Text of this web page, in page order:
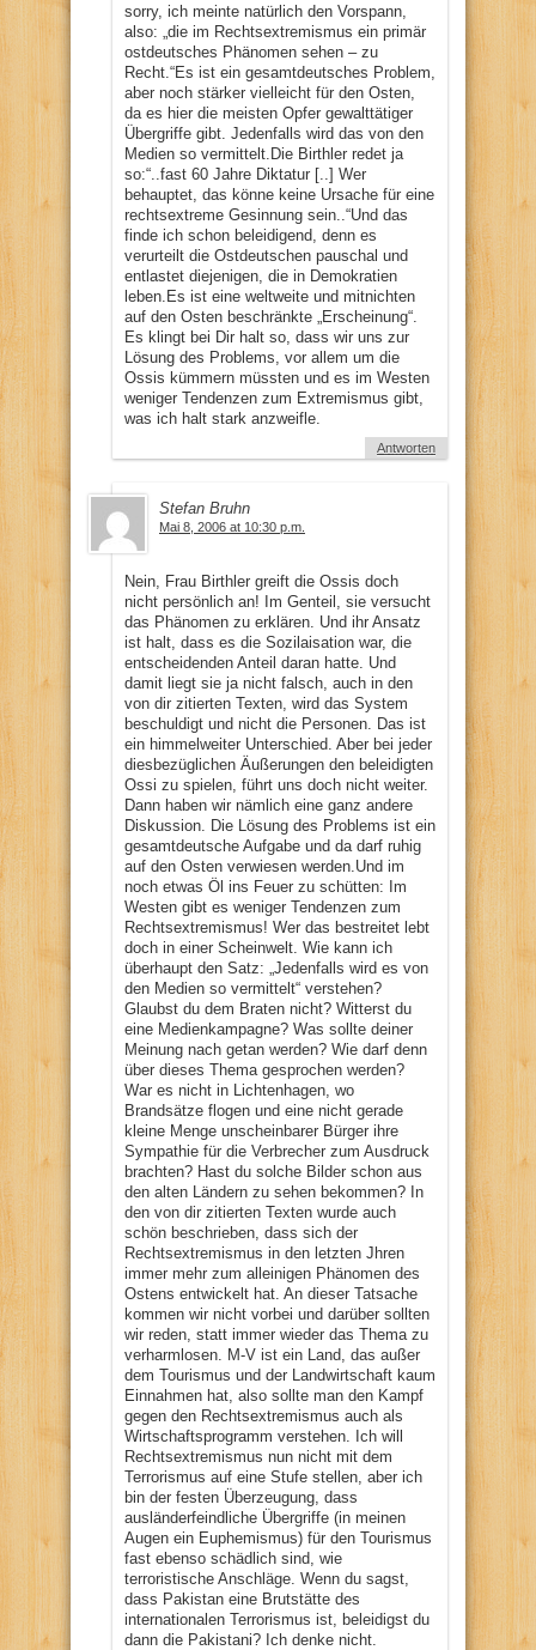
sorry, ich meinte natürlich den Vorspann,
also: „die im Rechtsextremismus ein primär
ostdeutsches Phänomen sehen – zu
Recht.“Es ist ein gesamtdeutsches Problem,
aber noch stärker vielleicht für den Osten,
da es hier die meisten Opfer gewalttätiger
Übergriffe gibt. Jedenfalls wird das von den
Medien so vermittelt.Die Birthler redet ja
so:“..fast 60 Jahre Diktatur [..] Wer
behauptet, das könne keine Ursache für eine
rechtsextreme Gesinnung sein..“Und das
finde ich schon beleidigend, denn es
verurteilt die Ostdeutschen pauschal und
entlastet diejenigen, die in Demokratien
leben.Es ist eine weltweite und mitnichten
auf den Osten beschränkte „Erscheinung“.
Es klingt bei Dir halt so, dass wir uns zur
Lösung des Problems, vor allem um die
Ossis kümmern müssten und es im Westen
weniger Tendenzen zum Extremismus gibt,
was ich halt stark anzweifle.
Antworten
Stefan Bruhn
Mai 8, 2006 at 10:30 p.m.
Nein, Frau Birthler greift die Ossis doch
nicht persönlich an! Im Genteil, sie versucht
das Phänomen zu erklären. Und ihr Ansatz
ist halt, dass es die Sozilaisation war, die
entscheidenden Anteil daran hatte. Und
damit liegt sie ja nicht falsch, auch in den
von dir zitierten Texten, wird das System
beschuldigt und nicht die Personen. Das ist
ein himmelweiter Unterschied. Aber bei jeder
diesbezüglichen Äußerungen den beleidigten
Ossi zu spielen, führt uns doch nicht weiter.
Dann haben wir nämlich eine ganz andere
Diskussion. Die Lösung des Problems ist ein
gesamtdeutsche Aufgabe und da darf ruhig
auf den Osten verwiesen werden.Und im
noch etwas Öl ins Feuer zu schütten: Im
Westen gibt es weniger Tendenzen zum
Rechtsextremismus! Wer das bestreitet lebt
doch in einer Scheinwelt. Wie kann ich
überhaupt den Satz: „Jedenfalls wird es von
den Medien so vermittelt“ verstehen?
Glaubst du dem Braten nicht? Witterst du
eine Medienkampagne? Was sollte deiner
Meinung nach getan werden? Wie darf denn
über dieses Thema gesprochen werden?
War es nicht in Lichtenhagen, wo
Brandsätze flogen und eine nicht gerade
kleine Menge unscheinbarer Bürger ihre
Sympathie für die Verbrecher zum Ausdruck
brachten? Hast du solche Bilder schon aus
den alten Ländern zu sehen bekommen? In
den von dir zitierten Texten wurde auch
schön beschrieben, dass sich der
Rechtsextremismus in den letzten Jhren
immer mehr zum alleinigen Phänomen des
Ostens entwickelt hat. An dieser Tatsache
kommen wir nicht vorbei und darüber sollten
wir reden, statt immer wieder das Thema zu
verharmlosen. M-V ist ein Land, das außer
dem Tourismus und der Landwirtschaft kaum
Einnahmen hat, also sollte man den Kampf
gegen den Rechtsextremismus auch als
Wirtschaftsprogramm verstehen. Ich will
Rechtsextremismus nun nicht mit dem
Terrorismus auf eine Stufe stellen, aber ich
bin der festen Überzeugung, dass
ausländerfeindliche Übergriffe (in meinen
Augen ein Euphemismus) für den Tourismus
fast ebenso schädlich sind, wie
terroristische Anschläge. Wenn du sagst,
dass Pakistan eine Brutstätte des
internationalen Terrorismus ist, beleidigst du
dann die Pakistani? Ich denke nicht.